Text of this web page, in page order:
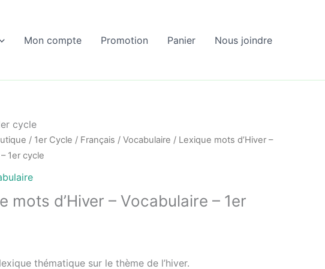
Mon compte Promotion Panier Nous joindre
cycle
/ 1er Cycle / Français / Vocabulaire / Lexique mots d’Hiver –
1er cycle
mots d’Hiver – Vocabulaire – 1er
thématique sur le thème de l’hiver.